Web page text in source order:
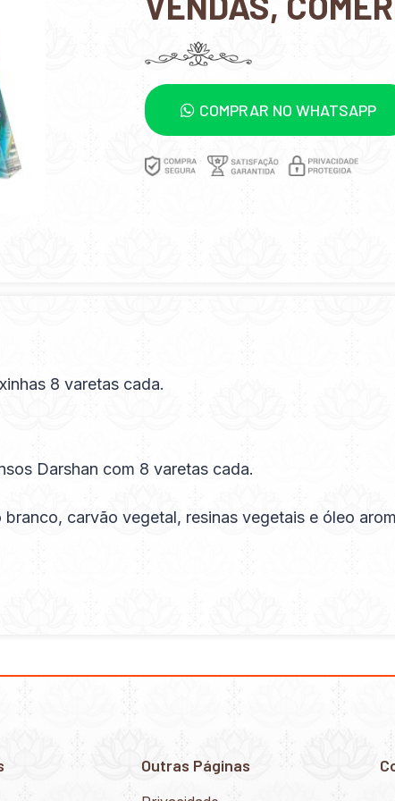
COMPRAR NO WHATSAPP
8 varetas cada.
Darshan com 8 varetas cada.
carvão vegetal, resinas vegetais e óleo
Outras Páginas